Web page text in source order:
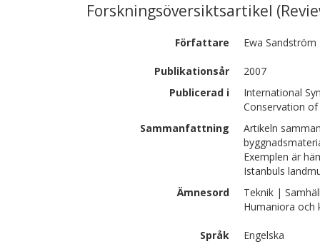
Forskningsöversiktsartikel
Författare Ewa Sandström
Publikationsår
2007
Publicerad i
International
Conservation of
Sammanfattning
Artikeln
Exemplen är
Istanbuls
Ämnesord
Teknik |
Humaniora
Språk
Engelska